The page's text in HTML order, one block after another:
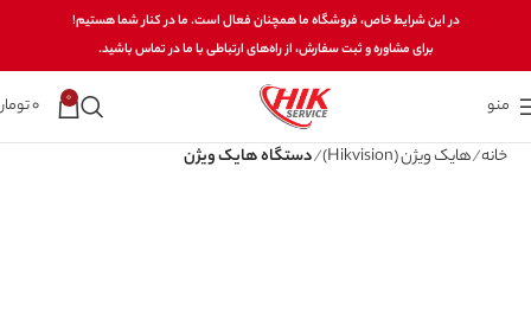
در این شرایط خاص، فروشگاه ما همچنان فعال است. ما در کنار شما هستیم!
برای مشاوره و ثبت سفارش، از راه‌های ارتباطی با ما در تماس باشید.
منو 0
0
خانه هایک ویژن (Hikvision) دستگاه هایک ویژن